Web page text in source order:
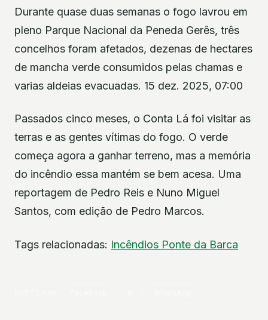
Durante quase duas semanas o fogo lavrou em
pleno Parque Nacional da Peneda Gerês, três
concelhos foram afetados, dezenas de hectares
de mancha verde consumidos pelas chamas e
varias aldeias evacuadas. 15 dez. 2025, 07:00
Passados cinco meses, o Conta Lá foi visitar as
terras e as gentes vítimas do fogo. O verde
começa agora a ganhar terreno, mas a memória
do incêndio essa mantém se bem acesa. Uma
reportagem de Pedro Reis e Nuno Miguel
Santos, com edição de Pedro Marcos.
Tags relacionadas: Incêndios Ponte da Barca